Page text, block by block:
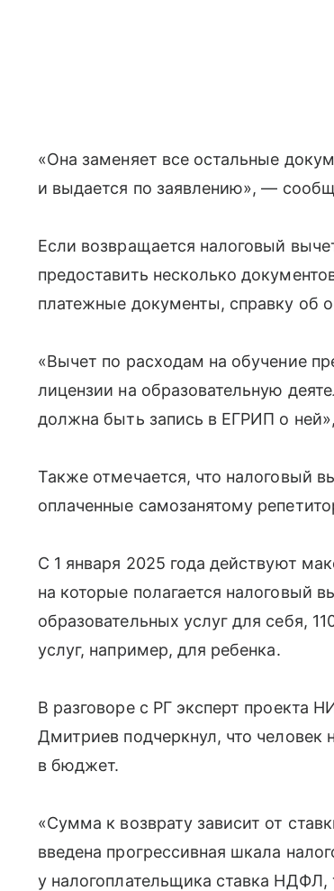
«Она заменяет все остальные
и выдается по заявлению», —
Если возвращается налоговый
предоставить несколько
платежные документы, справку об
«Вычет по расходам на обучение
лицензии на образовательную
должна быть запись в ЕГРИП о
Также отмечается, что налоговый
оплаченные самозанятому
С 1 января 2025 года действуют
на которые полагается налоговый
образовательных услуг для себя,
услуг, например, для ребенка.
В разговоре с РГ эксперт
Дмитриев подчеркнул, что
в бюджет.
«Сумма к возврату зависит от
введена прогрессивная шкала
у налогоплательщика ставка